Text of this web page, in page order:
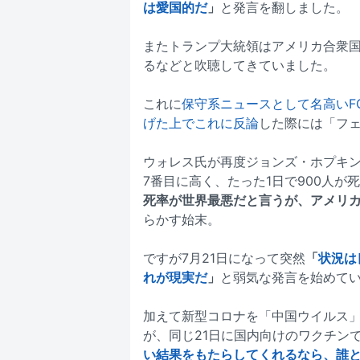
は愛国的だ」 と発言を翻しました。
またトランプ大統領はアメリカ合衆
るなどと吹聴してきていました。
これに保守系ニュースとして名高い
げた上でこれに反論した際には「フ
ウォレス氏が再度ジョンズ・ホプキ
7番目に高く、たった1日で900人が
死率が世界最悪だと言うが、アメリ
らかす始末。
ですが7月21日になって突然 「状況
れが現実だ」 と弱気な発言を始めて
加えて新型コロナを「中国ウイルス
が、同じ21日に国内向けのワクチン
い結果をもたらしてくれるなら、誰